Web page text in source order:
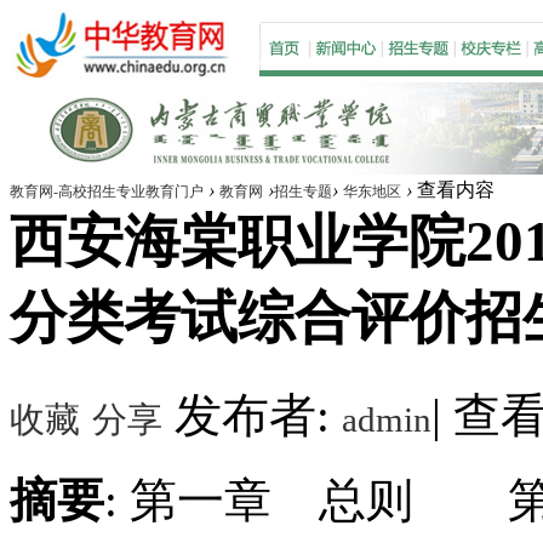
教育网-高校招生专业教育门户 › 教育网 ›招生专题› 华东地区 › 查看内容
西安海棠职业学院
分类考试综合评价招
收藏 分享 发布者: admin| 查
摘要: 第一章 总则 第